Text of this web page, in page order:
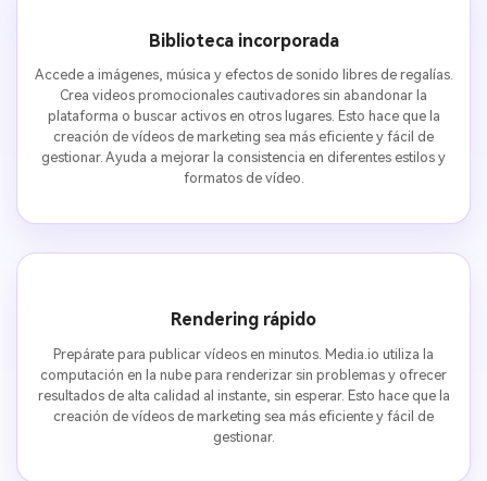
Biblioteca incorporada
Accede a imágenes, música y efectos de sonido libres de regalías.
Crea videos promocionales cautivadores sin abandonar la
plataforma o buscar activos en otros lugares. Esto hace que la
creación de vídeos de marketing sea más eficiente y fácil de
gestionar. Ayuda a mejorar la consistencia en diferentes estilos y
formatos de vídeo.
Rendering rápido
Prepárate para publicar vídeos en minutos. Media.io utiliza la
computación en la nube para renderizar sin problemas y ofrecer
resultados de alta calidad al instante, sin esperar. Esto hace que la
creación de vídeos de marketing sea más eficiente y fácil de
gestionar.